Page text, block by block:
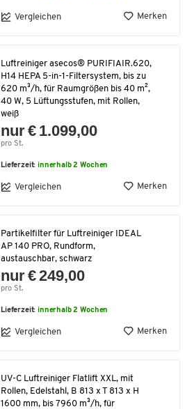
Vergleichen Merken
Luftreiniger asecos® PURIFIAIR.620,
H14 HEPA 5-in-1-Filtersystem, bis zu
620 m³/h, für Raumgrößen bis 40 m²,
40 W, 5 Lüftungsstufen, mit Rollen,
weiß
nur € 1.099,00
pro St.
Lieferzeit:innerhalb 2 Wochen
Vergleichen Merken
Partikelfilter für Luftreiniger IDEAL
AP 140 PRO, Rundform,
austauschbar, schwarz
nur € 249,00
pro St.
Lieferzeit:innerhalb 2 Wochen
Vergleichen Merken
UV-C Luftreiniger Flatlift XXL, mit
Rollen, Edelstahl, B 813 x T 813 x H
1600 mm, bis 7960 m³/h, für